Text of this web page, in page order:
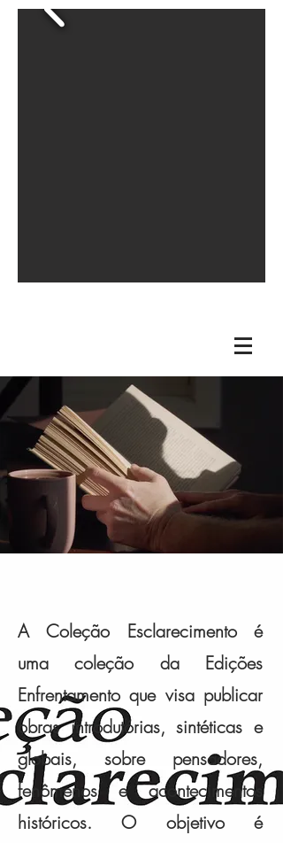
A Coleção Esclarecimento é
uma coleção da Edições
Enfrentamento que visa publicar
obras introdutórias, sintéticas e
globais, sobre pensadores,
fenômenos e acontecimentos
históricos. O objetivo é